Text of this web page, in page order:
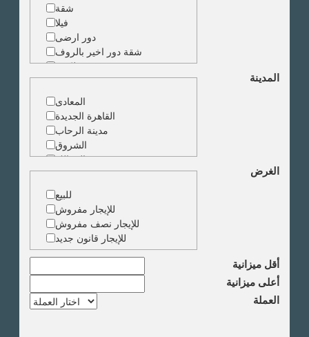
شقة
فيلا
دور ارضى
شقة دور اخير بالروف
شقة دوبلكس
شقة حجرة واحدة
ارض
مبنى
المدينة
المعادى
القاهرة الجديدة
مدينة الرحاب
الشروق
الزمالك
جاردن سيتى
دقى
المهندسين
الجيزة
العجوزة
وسط البلد
مصر الجديدة
مدينة نصر
السادس من اكتوبر
الشيخ زايد
الغرض
للبيع
للإيجار مفروش
للإيجار نصف مفروش
للإيجار قانون جديد
أقل ميزانية
أعلى ميزانية
العملة